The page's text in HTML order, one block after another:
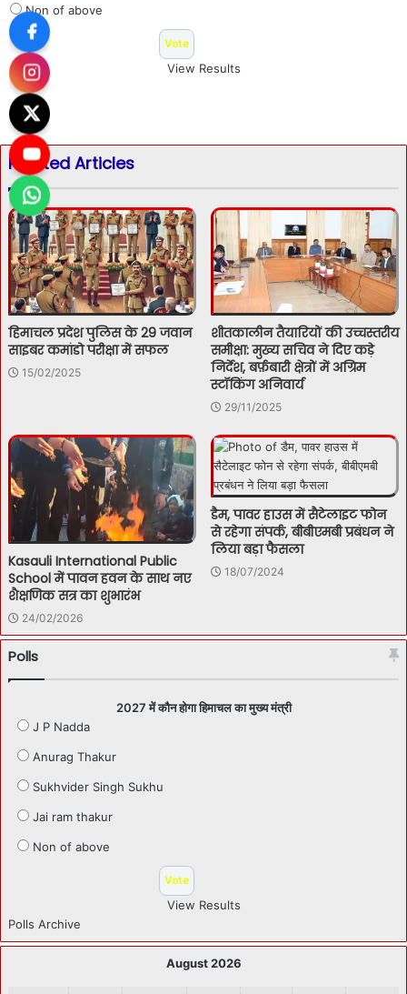
Non of above
View Results
Related Articles
हिमाचल प्रदेश पुलिस के 29 जवान
साइबर कमांडो परीक्षा में सफल
15/02/2025
शीतकालीन तैयारियों की उच्चस्तरीय
समीक्षा: मुख्य सचिव ने दिए कड़े
निर्देश, बर्फ़बारी क्षेत्रों में अग्रिम
स्टॉकिंग अनिवार्य
29/11/2025
Kasauli International Public
School में पावन हवन के साथ नए
शैक्षणिक सत्र का शुभारंभ
24/02/2026
डैम, पावर हाउस में सैटेलाइट फोन
से रहेगा संपर्क, बीबीएमबी प्रबंधन ने
लिया बड़ा फैसला
18/07/2024
Polls
2027 में कौन होगा हिमाचल का मुख्य मंत्री
J P Nadda
Anurag Thakur
Sukhvider Singh Sukhu
Jai ram thakur
Non of above
View Results
Polls Archive
August 2026